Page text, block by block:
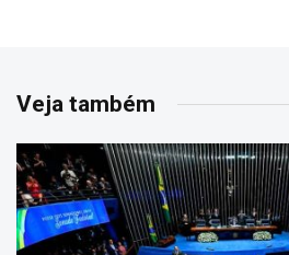
Veja também